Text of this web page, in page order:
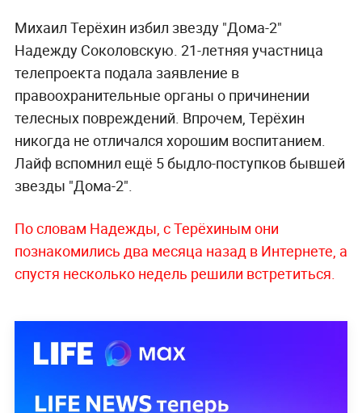
Михаил Терёхин избил звезду "Дома-2"
Надежду Соколовскую. 21-летняя участница
телепроекта подала заявление в
правоохранительные органы о причинении
телесных повреждений. Впрочем, Терёхин
никогда не отличался хорошим воспитанием.
Лайф вспомнил ещё 5 быдло-поступков бывшей
звезды "Дома-2".
По словам Надежды, с Терёхиным они
познакомились два месяца назад в Интернете, а
спустя несколько недель решили встретиться.